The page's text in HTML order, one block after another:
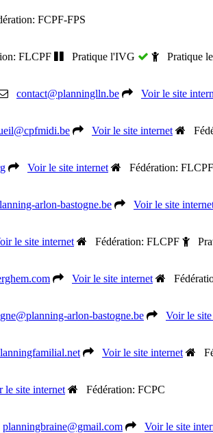
FCPF-FPS
FLCPF Pratique l'IVG
Pratique
contact@planninglln.be Voir le site
Voir le site internet
Voir le site internet Fédération: FLCPF
arlon-bastogne.be Voir le site
le site internet Fédération: FLCPF
Voir le site internet
arlon-bastogne.be Voir le
Voir le site internet
le site internet
Fédération: FCPC
planningbraine@gmail.com Voir le site